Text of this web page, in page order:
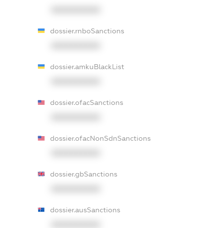
dossier.rnboSanctions
dossier.amkuBlackList
dossier.ofacSanctions
dossier.ofacNonSdnSanctions
dossier.gbSanctions
dossier.ausSanctions